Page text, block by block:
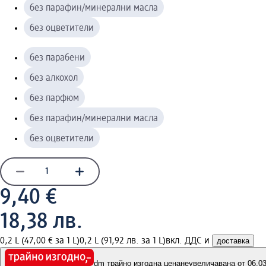
без парафин/минерални масла
без оцветители
без парабени
без алкохол
без парфюм
без парафин/минерални масла
без оцветители
9,40 €
18,38 лв.
0,2 L (47,00 € за 1 L)0,2 L (91,92 лв. за 1 L)вкл. ДДС и доставка
dm трайно изгодна ценанеувеличавана от